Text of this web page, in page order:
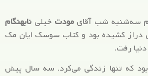
سه‌شنبه شب آقایمودت خیلی نابهنگام
دراز کشیده بود و کتاب سوسک ایان مک
رفت.
که تنها زندگی می‌کرد. سه سال پیش